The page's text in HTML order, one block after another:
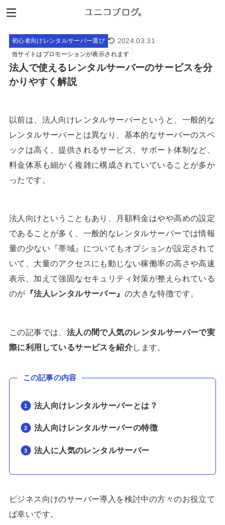
初心者向けレンタルサーバー選び 2024.03.31
当サイトはプロモーションが表示されます
法人で使えるレンタルサーバーのサービスを分
かりやすく解説
以前は、法人向けレンタルサーバーというと、一般的な
レンタルサーバーとは異なり、基本的なサーバーのスペ
ックは高く、提供されるサービス、サポート体制など、
料金体系も細かく複雑に構成されていていることが多か
ったです。
法人向けということもあり、月額料金はやや高めの設定
であることが多く、一般的なレンタルサーバーでは情報
量の少ない『帯域』についてもオプションが設定されて
いて、大量のアクセスにも動じない稼働率の高さや高速
表示、加えて強固なセキュリティ対策が整えられている
のが 『法人レンタルサーバー』 の大きな特徴です。
この記事では、 法人の間で人気のレンタルサーバーで実
際に利用しているサービスを紹介します。
この記事の内容
法人向けレンタルサーバーとは？
法人向けレンタルサーバーの特徴
法人に人気のレンタルサーバー
ビジネス向けのサーバー導入を検討中の方々のお役立て
ば幸いです。